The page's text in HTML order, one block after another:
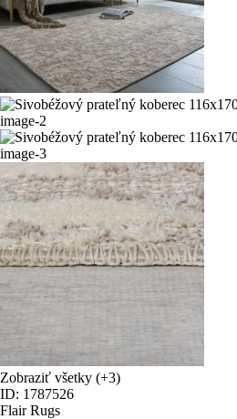
Zobraziť všetky (+3)
ID: 1787526
Flair Rugs